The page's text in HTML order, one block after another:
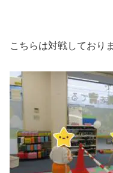
こちらは対戦してお